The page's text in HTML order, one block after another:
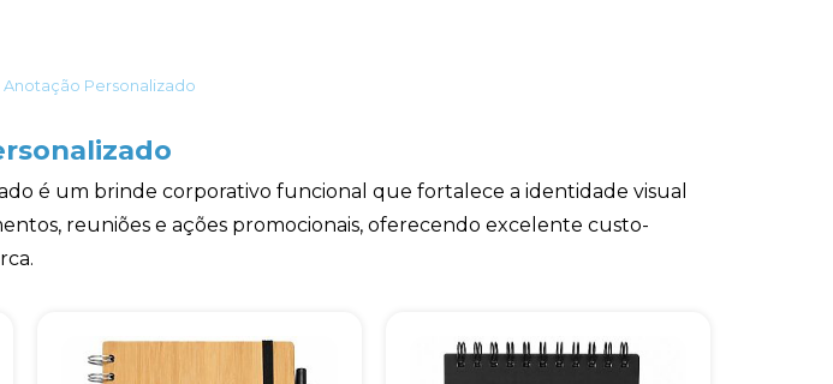
Personalizado
é um brinde corporativo funcional que fortalece a identidade visual
reuniões e ações promocionais, oferecendo excelente custo-